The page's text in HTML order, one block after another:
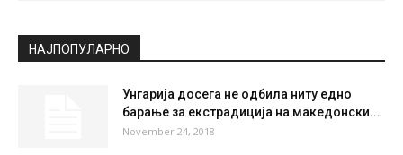
НАЈПОПУЛАРНО
Унгарија досега не одбила ниту едно
барање за екстрадиција на македонски...
November 24, 2018